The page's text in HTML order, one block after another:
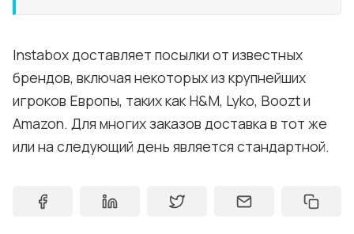
Instabox доставляет посылки от известных
брендов, включая некоторых из крупнейших
игроков Европы, таких как H&M, Lyko, Boozt и
Amazon. Для многих заказов доставка в тот же
или на следующий день является стандартной.